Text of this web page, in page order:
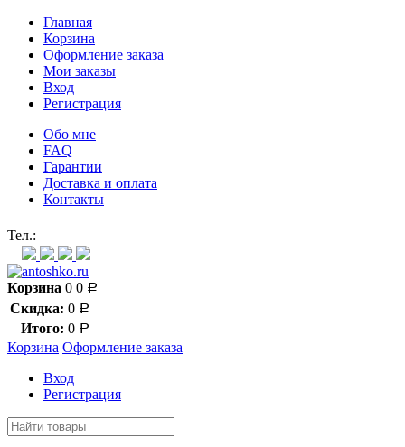
Главная
Корзина
Оформление заказа
Мои заказы
Вход
Регистрация
Обо мне
FAQ
Гарантии
Доставка и оплата
Контакты
Тел.:
Корзина 0 0 Р
Скидка: 0 Р
Итого: 0 Р
Корзина Оформление заказа
Вход
Регистрация